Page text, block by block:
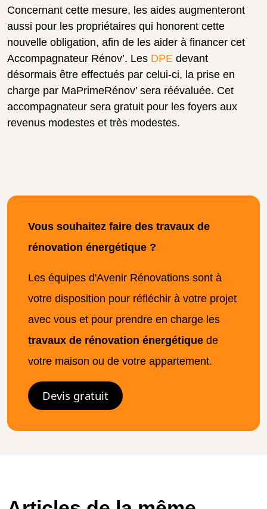
Concernant cette mesure, les aides augmenteront
aussi pour les propriétaires qui honorent cette
nouvelle obligation, afin de les aider à financer cet
Accompagnateur Rénov’. Les DPE devant
désormais être effectués par celui-ci, la prise en
charge par MaPrimeRénov’ sera réévaluée. Cet
accompagnateur sera gratuit pour les foyers aux
revenus modestes et très modestes.
Vous souhaitez faire des travaux de
rénovation énergétique ?
Les équipes d'Avenir Rénovations sont à
votre disposition pour réfléchir à votre projet
avec vous et pour prendre en charge les
travaux de rénovation énergétique de
votre maison ou de votre appartement.
Devis gratuit